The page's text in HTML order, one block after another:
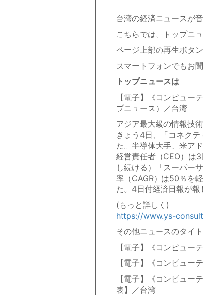
台湾の経済ニュースが
こちらでは、トップニ
ページ上部の再生ボタ
スマートフォンでもお
トップニュースは
【電子】《コンピュー
プニュース）／台湾
アジア最大級の情報技
きょう4日、「コネク
た。半導体大手、米ア
経営責任者（CEO）は
し続ける）「スーパー
率（CAGR）は50％を
た。4日付経済日報が報
(もっと詳しく)
https://www.ys-
その他ニュースのタイト
【電子】《コンピュー
【電子】《コンピュー
【電子】《コンピュー
表】／台湾